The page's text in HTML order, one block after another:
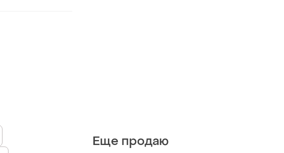
Еще продаю